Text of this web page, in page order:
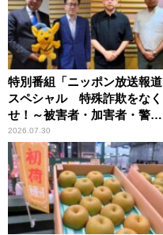
特別番組「ニッポン放送報道
スペシャル 特殊詐欺をなく
せ！～被害者・加害者・警視
庁が語るトクリュウの実態
～」放送
2026.07.30